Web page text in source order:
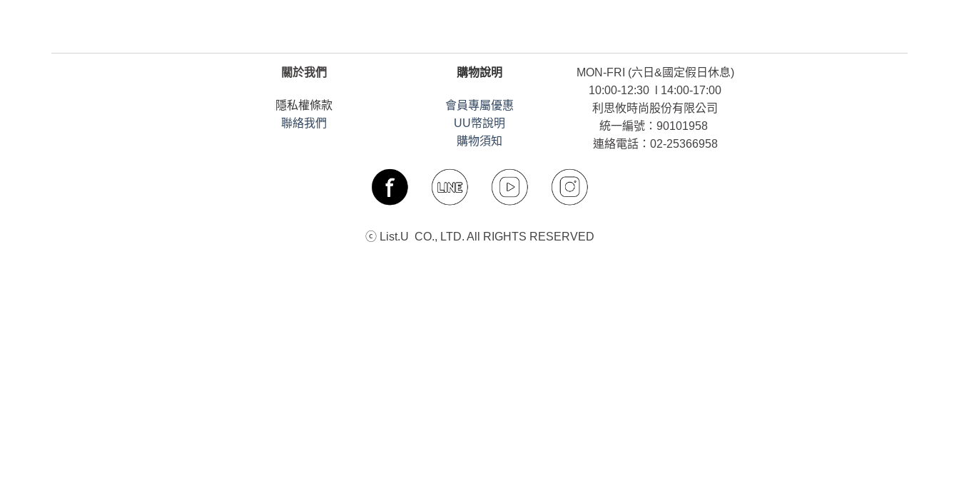
關於我們
隱私權條款
聯絡我們
購物說明
會員專屬優惠
UU幣說明
購物須知
MON-FRI (六日&國定假日休息)
10:00-12:30 l 14:00-17:00
利思攸時尚股份有限公司
統一編號：90101958
連絡電話：02-25366958
ⓒ List.U CO., LTD. All RIGHTS RESERVED